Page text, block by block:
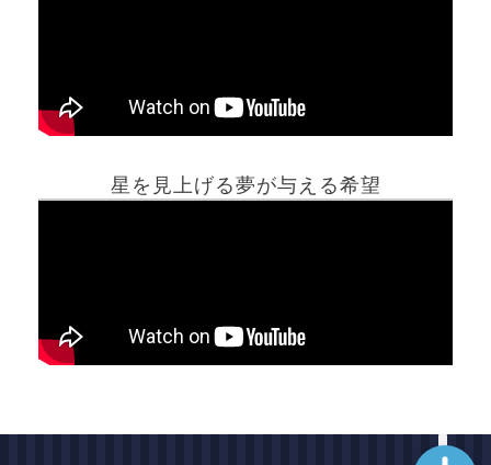
星を見上げる夢が与える希望
ホーム
最新記事動画